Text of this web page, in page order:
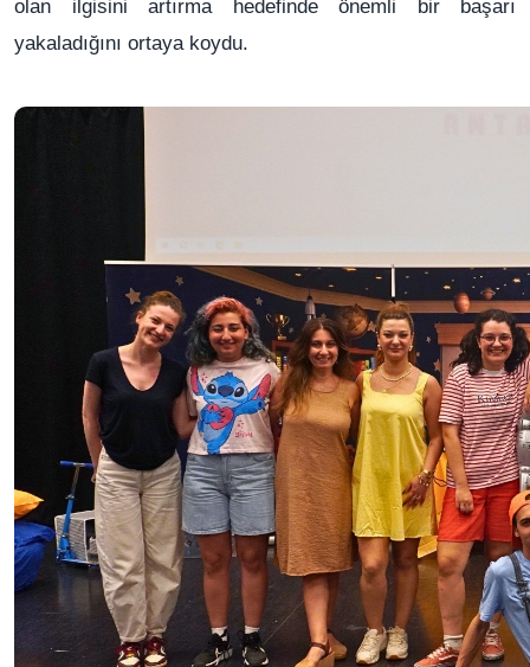
olan ilgisini artırma hedefinde önemli bir başarı
yakaladığını ortaya koydu.